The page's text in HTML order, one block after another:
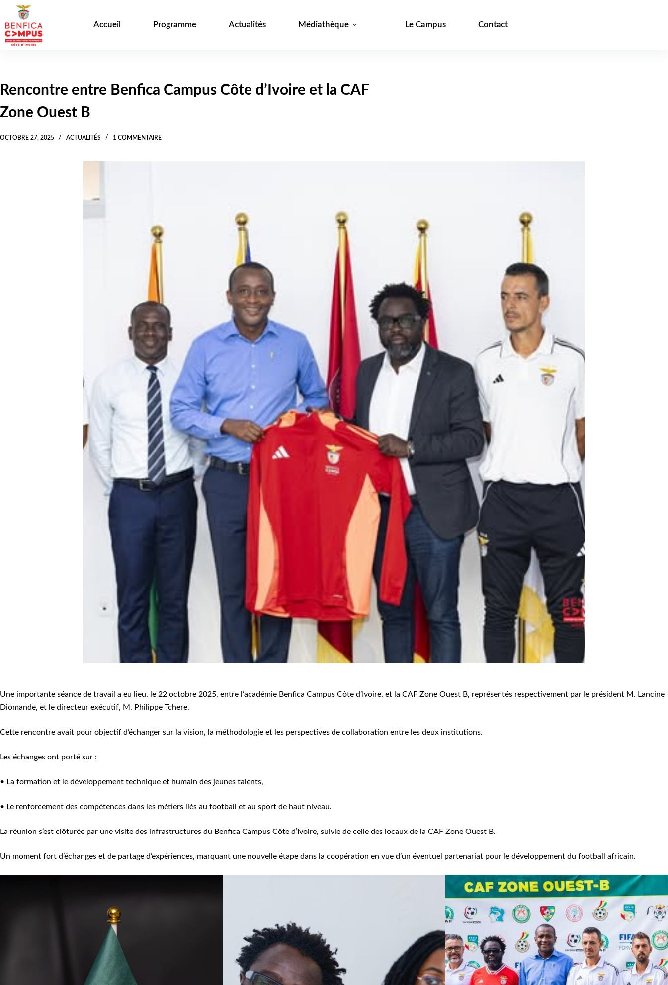
Passer
contenu
Accueil Programme Actualités Médiathèque Le Campus Contact
Rencontre entre Benfica Campus Côte d’Ivoire et la CAF
Zone Ouest B
OCTOBRE 27, 2025 ACTUALITÉS 1 COMMENTAIRE
Une importante séance de travail a eu lieu, le 22 octobre 2025, entre l’académie Benfica Campus Côte d’Ivoire, et la CAF Zone Ouest B, représentés respectivement par le président M. Lancine
Diomande, et le directeur exécutif, M. Philippe Tchere.
Cette rencontre avait pour objectif d’échanger sur la vision, la méthodologie et les perspectives de collaboration entre les deux institutions.
Les échanges ont porté sur :
•⁠ ⁠La formation et le développement technique et humain des jeunes talents,
•⁠ ⁠Le renforcement des compétences dans les métiers liés au football et au sport de haut niveau.
La réunion s’est clôturée par une visite des infrastructures du Benfica Campus Côte d’Ivoire, suivie de celle des locaux de la CAF Zone Ouest B.
Un moment fort d’échanges et de partage d’expériences, marquant une nouvelle étape dans la coopération en vue d’un éventuel partenariat pour le développement du football africain.